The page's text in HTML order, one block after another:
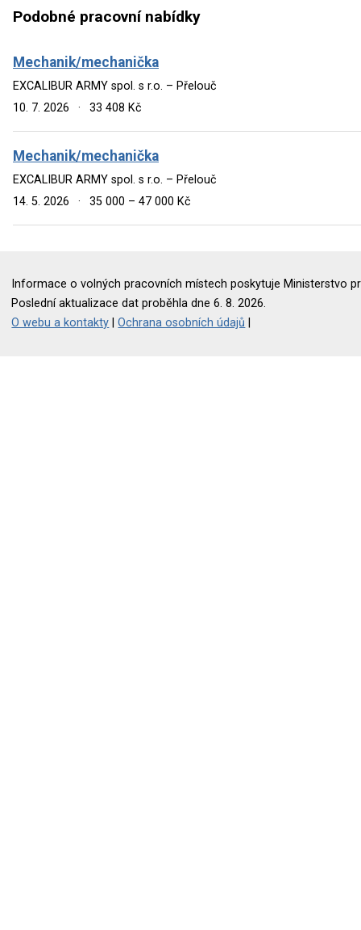
Podobné pracovní nabídky
Mechanik/mechanička
EXCALIBUR ARMY spol. s r.o. – Přelouč
10. 7. 2026
· 33 408 Kč
Mechanik/mechanička
EXCALIBUR ARMY spol. s r.o. – Přelouč
14. 5. 2026
· 35 000 – 47 000 Kč
Informace o volných pracovních místech poskytuje Ministerstvo
Poslední aktualizace dat proběhla dne 6. 8. 2026.
O webu a kontakty |Ochrana osobních údajů